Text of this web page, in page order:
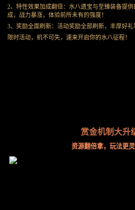
2、特性效果加成翻倍：水八遗宝与至臻装备提供
成，战力暴涨，体验前所未有的强度！
3、奖励全面刷新：活动奖励全部刷新，丰厚好礼
限时活动，机不可失，速来开启你的水八征程！
赏金机制大升
资源翻倍拿，玩法更灵